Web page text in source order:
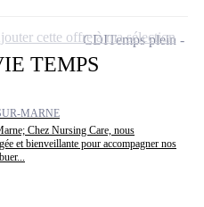
TEMPS
MARNE
Chez Nursing Care, nous
et bienveillante pour accompagner nos
CDITemps plein
cette offre à ma sélection